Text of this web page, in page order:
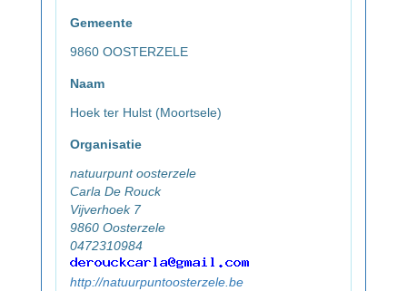
Gemeente
9860 OOSTERZELE
Naam
Hoek ter Hulst (Moortsele)
Organisatie
natuurpunt oosterzele
Carla De Rouck
Vijverhoek 7
9860 Oosterzele
0472310984
http://natuurpuntoosterzele.be